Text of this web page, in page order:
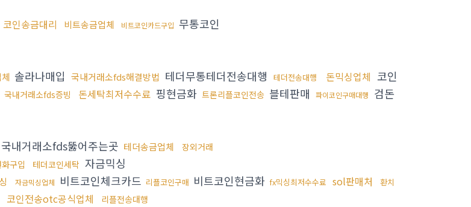
코인송금대리 비트송금업체 비트코인카드구입 무통코인
솔라나매입 국내거래소fds해결방법 테더무통테더전송대행 테더전송대행 돈믹싱업체 코인
국내거래소fds증빙 돈세탁최저수수료 핑현금화 트론리플코인전송 블테판매 파이코인구매대행
검돈
국내거래소fds뚫어주는곳 테더송금업체 장외거래
구입 테더코인세탁 자금믹싱
자금믹싱업체 비트코인체크카드 리플코인구매 비트코인현금화 fx믹싱최저수수료 sol판매처
환치
코인전송otc공식업체
리플전송대행